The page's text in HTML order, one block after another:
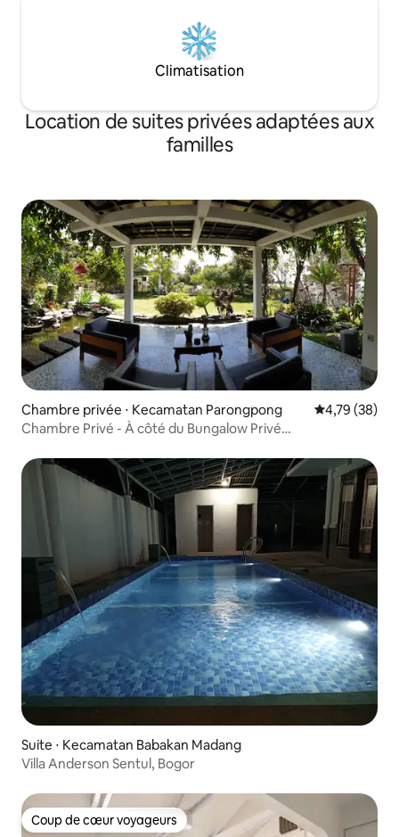
Climatisation
Location de suites privées adaptées aux
familles
Chambre privée ⋅ Kecamatan Parongpong Évaluation
4,79 (38)
Chambre Privé - À côté du Bungalow Privé
Suite ⋅ Kecamatan Babakan Madang
Villa Anderson Sentul, Bogor
Coup de cœur voyageurs
Coup de cœur voyageurs